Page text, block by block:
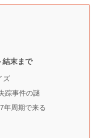
結末まで
ズ
踪事件の謎
年周期で来る